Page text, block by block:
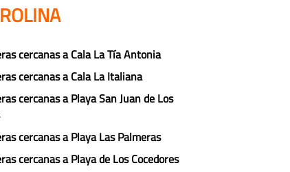
cercanas a Cala La Tía Antonia
cercanas a Cala La Italiana
cercanas a Playa San Juan de Los
cercanas a Playa Las Palmeras
cercanas a Playa de Los Cocedores